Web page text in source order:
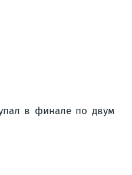
в финале по двум